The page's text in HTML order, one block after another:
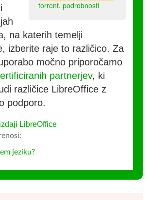
torrent, podrobnosti
na katerih temelji
izberite raje to različico. Za
močno priporočamo
partnerjev, ki
različice LibreOffice z
podporo.
LibreOffice
jeziku?